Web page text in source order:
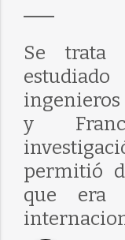
Se trata
ingenieros
y
permitió
que era